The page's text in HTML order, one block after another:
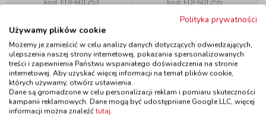
kod: EDF601253
145,00 zł z VAT
Do koszyka
kod: EDF601255
Dostępność
Do koszyka
Polecamy
Polityka prywatności
Używamy plików cookie
Możemy je zamieścić w celu analizy danych dotyczących odwiedzających,
ulepszenia naszej strony internetowej, pokazania spersonalizowanych
treści i zapewnienia Państwu wspaniałego doświadczenia na stronie
internetowej. Aby uzyskać więcej informacji na temat plików cookie,
których używamy, otwórz ustawienia.
Dane są gromadzone w celu personalizacji reklam i pomiaru skuteczności
kampanii reklamowych. Dane mogą być udostępniane Google LLC, więcej
informacji można znaleźćtutaj.